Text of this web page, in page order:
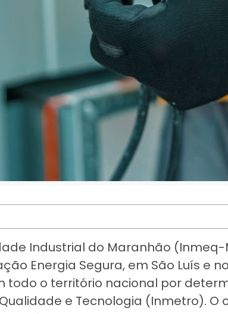
Industrial do Maranhão (Inmeq-
Energia Segura, em São Luís e
todo o território nacional por
e Tecnologia (Inmetro). O